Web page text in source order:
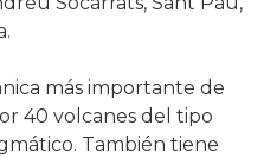
más importante de
40 volcanes del tipo
También tiene